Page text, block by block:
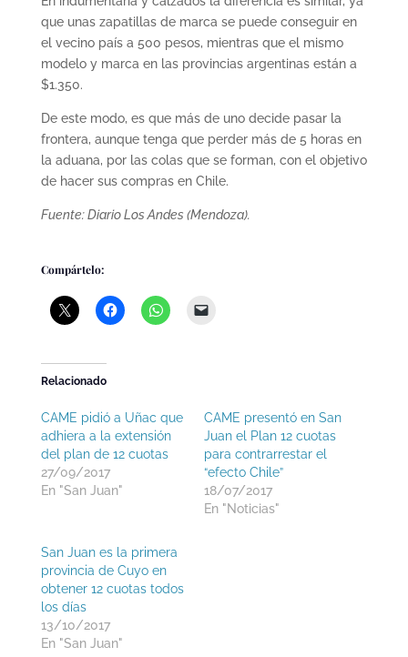
que unas zapatillas de marca se puede conseguir en
el vecino país a 500 pesos, mientras que el mismo
modelo y marca en las provincias argentinas están a
$1.350.
De este modo, es que más de uno decide pasar la
frontera, aunque tenga que perder más de 5 horas en
la aduana, por las colas que se forman, con el objetivo
de hacer sus compras en Chile.
Fuente: Diario Los Andes (Mendoza).
Compártelo:
Relacionado
CAME pidió a Uñac que
adhiera a la extensión
del plan de 12 cuotas
27/09/2017
En "San Juan"
CAME presentó en San
Juan el Plan 12 cuotas
para contrarrestar el
“efecto Chile”
18/07/2017
En "Noticias"
San Juan es la primera
provincia de Cuyo en
obtener 12 cuotas todos
los días
13/10/2017
En "San Juan"